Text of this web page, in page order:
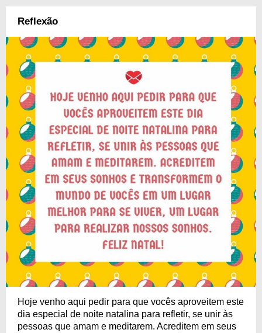
Reflexão
Hoje venho aqui pedir para que vocês aproveitem este
dia especial de noite natalina para refletir, se unir às
pessoas que amam e meditarem. Acreditem em seus